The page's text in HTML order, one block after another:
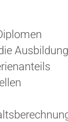
Ausbildung